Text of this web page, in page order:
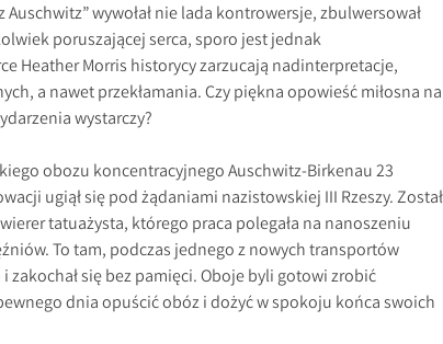
Auschwitz” wywołał nie lada kontrowersje, zbulwersował
poruszającej serca, sporo jest jednak
Heather Morris historycy zarzucają nadinterpretacje,
a nawet przekłamania. Czy piękna opowieść miłosna na
wystarczy?
obozu koncentracyjnego Auschwitz-Birkenau 23
ugiął się pod żądaniami nazistowskiej III Rzeszy. Został
tatuażysta, którego praca polegała na nanoszeniu
To tam, podczas jednego z nowych transportów
zakochał się bez pamięci. Oboje byli gotowi zrobić
dnia opuścić obóz i dożyć w spokoju końca swoich